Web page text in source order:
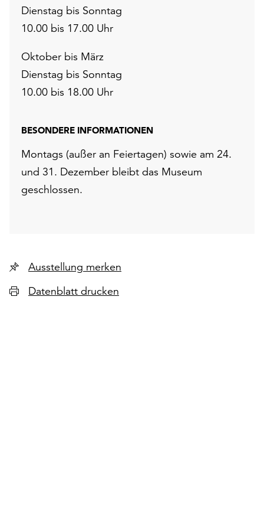
Dienstag bis Sonntag
10.00 bis 17.00 Uhr
Oktober bis März
Dienstag bis Sonntag
10.00 bis 18.00 Uhr
BESONDERE INFORMATIONEN
Montags (außer an Feiertagen) sowie am 24.
und 31. Dezember bleibt das Museum
geschlossen.
Ausstellung merken
Datenblatt drucken